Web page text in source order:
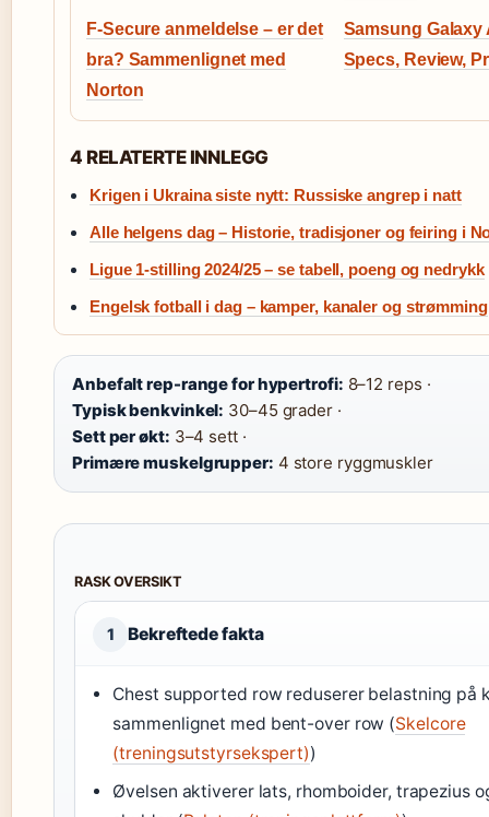
F-Secure anmeldelse – er det
bra? Sammenlignet med
Norton
Samsung Galaxy
Specs, Review,
4 RELATERTE INNLEGG
Krigen i Ukraina siste nytt: Russiske angrep i natt
Alle helgens dag – Historie, tradisjoner og feiring i
Ligue 1-stilling 2024/25 – se tabell, poeng og nedrykk
Engelsk fotball i dag – kamper, kanaler og strømming
Anbefalt rep-range for hypertrofi: 8–12 reps ·
Typisk benkvinkel: 30–45 grader ·
Sett per økt: 3–4 sett ·
Primære muskelgrupper: 4 store ryggmuskler
RASK OVERSIKT
1 Bekreftede fakta
Chest supported row reduserer belastning på
sammenlignet med bent-over row (Skelcore
(treningsutstyrsekspert))
Øvelsen aktiverer lats, rhomboider, trapezius